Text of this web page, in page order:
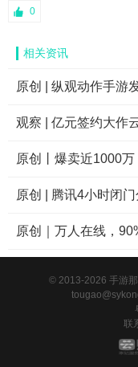
0
相关资讯
原创 | 纵观动作手游
观察 | 亿元签约大作云
原创丨爆卖近1000万，对
原创 | 腾讯4小时闭门分享
原创｜万人在线，90%
© 2013-2026 手游
联